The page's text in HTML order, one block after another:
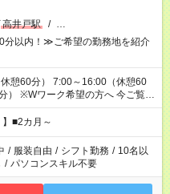
高井戸駅 / …
分以内！≫ご希望の勤務地を紹介
覧の
もう1つのお仕事の勤務時間の合
OKです。
】■2カ月～
/ 服装自由 / シフト勤務 / 10名以
/ パソコンスキル不要